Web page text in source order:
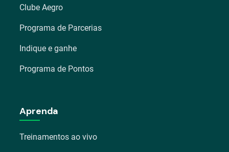
Clube Aegro
Programa de Parcerias
Indique e ganhe
Programa de Pontos
Aprenda
Treinamentos ao vivo